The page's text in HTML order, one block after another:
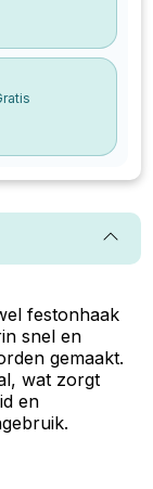
festonhaak
snel en
gemaakt.
wat zorgt
en